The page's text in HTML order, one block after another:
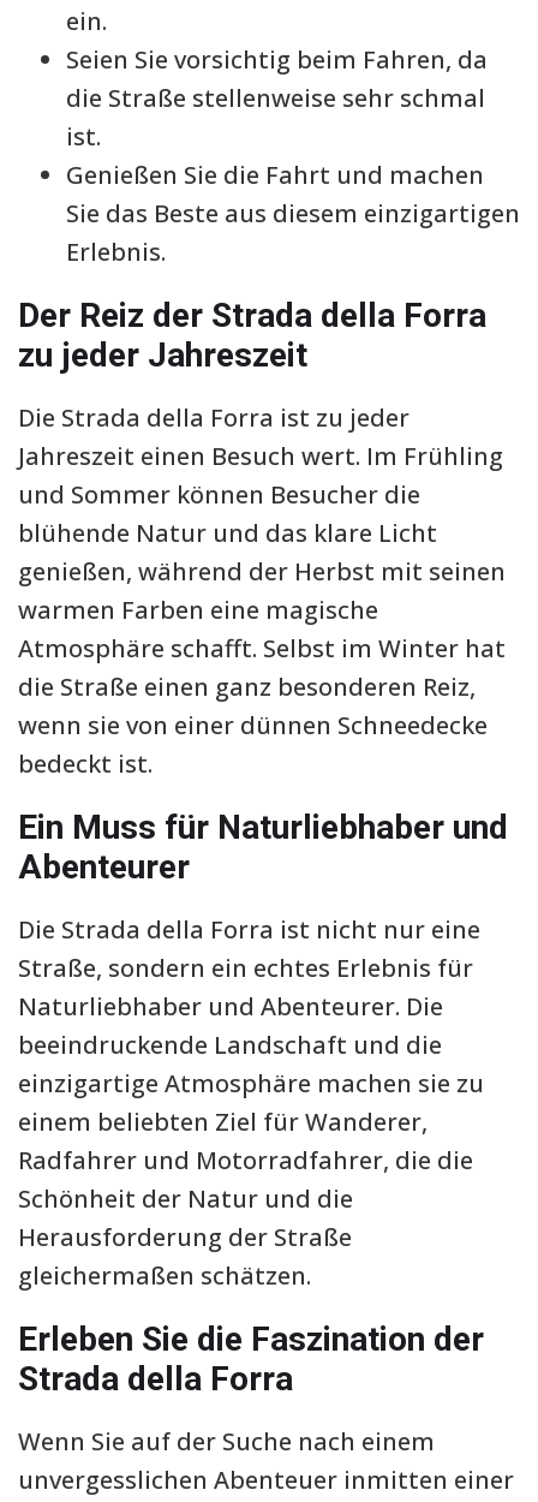
ein.
Seien Sie vorsichtig beim Fahren, da
die Straße stellenweise sehr schmal
ist.
Genießen Sie die Fahrt und machen
Sie das Beste aus diesem einzigartigen
Erlebnis.
Der Reiz der Strada della Forra
zu jeder Jahreszeit
Die Strada della Forra ist zu jeder
Jahreszeit einen Besuch wert. Im Frühling
und Sommer können Besucher die
blühende Natur und das klare Licht
genießen, während der Herbst mit seinen
warmen Farben eine magische
Atmosphäre schafft. Selbst im Winter hat
die Straße einen ganz besonderen Reiz,
wenn sie von einer dünnen Schneedecke
bedeckt ist.
Ein Muss für Naturliebhaber und
Abenteurer
Die Strada della Forra ist nicht nur eine
Straße, sondern ein echtes Erlebnis für
Naturliebhaber und Abenteurer. Die
beeindruckende Landschaft und die
einzigartige Atmosphäre machen sie zu
einem beliebten Ziel für Wanderer,
Radfahrer und Motorradfahrer, die die
Schönheit der Natur und die
Herausforderung der Straße
gleichermaßen schätzen.
Erleben Sie die Faszination der
Strada della Forra
Wenn Sie auf der Suche nach einem
unvergesslichen Abenteuer inmitten einer